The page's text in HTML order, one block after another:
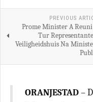
PREVIOUS
Prome Minister A Reuni
Tur
Veiligheidshuis Na
ORANJESTAD–